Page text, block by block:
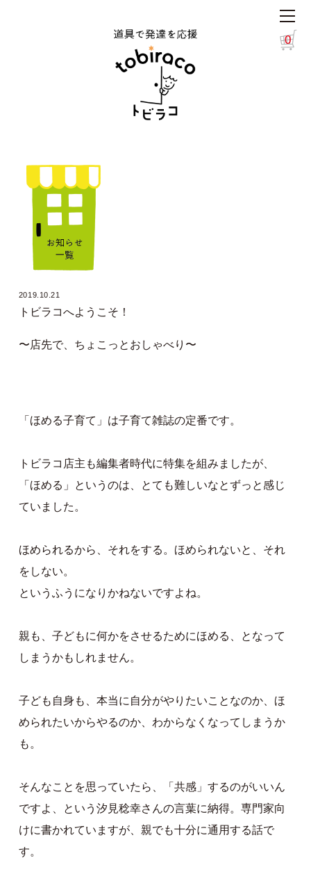
0
2019.10.21
トビラコへようこそ！
〜店先で、ちょこっとおしゃべり〜
「ほめる子育て」は子育て雑誌の定番です。
トビラコ店主も編集者時代に特集を組みましたが、
「ほめる」というのは、とても難しいなとずっと感じ
ていました。
ほめられるから、それをする。ほめられないと、それ
をしない。
というふうになりかねないですよね。
親も、子どもに何かをさせるためにほめる、となって
しまうかもしれません。
子ども自身も、本当に自分がやりたいことなのか、ほ
められたいからやるのか、わからなくなってしまうか
も。
そんなことを思っていたら、「共感」するのがいいん
ですよ、という汐見稔幸さんの言葉に納得。専門家向
けに書かれていますが、親でも十分に通用する話で
す。